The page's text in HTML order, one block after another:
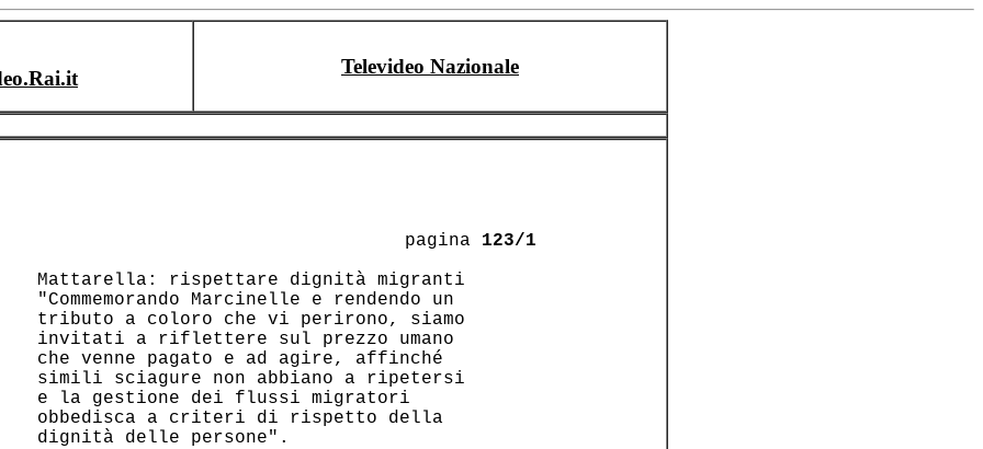
Televideo Nazionale
					 pagina
123/1
Mattarella: rispettare dignità migranti
"Commemorando Marcinelle e rendendo un
tributo a coloro che vi perirono, siamo
invitati a riflettere sul prezzo umano
che venne pagato e ad agire, affinché
simili sciagure non abbiano a ripetersi
e la gestione dei flussi migratori
obbedisca a criteri di rispetto della
dignità delle persone".